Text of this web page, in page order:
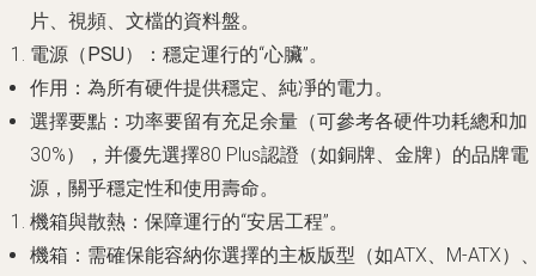
片、視頻、文檔的資料盤。
電源（PSU）
：穩定運行的“心臟”。
作用 ：為所有硬件提供穩定、純凈的電力。
選擇要點 ：功率要留有充足余量（可參考各硬件功耗總和加
30%），并優先選擇80 Plus認證（如銅牌、金牌）的品牌電
源，關乎穩定性和使用壽命。
機箱與散熱 ：保障運行的“安居工程”。
機箱 ：需確保能容納你選擇的主板版型（如ATX、M-ATX）